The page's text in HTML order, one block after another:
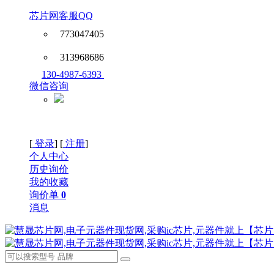
芯片网客服QQ
773047405
313968686
130-4987-6393
微信咨询
[ 登录] [ 注册]
个人中心
历史询价
我的收藏
询价单 0
消息